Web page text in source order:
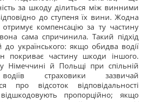
за шкоду ділиться між винними
до ступеня їх вини. Жодна
отримує компенсацію за ту частину
сама спричинила. Такий підхід
українського: якщо обидва водії
покриває частину шкоди іншого.
Німеччині й Польщі при спільній
страховики зазвичай
про відсоток відповідальності
пропорційно; якщо